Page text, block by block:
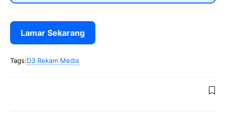
Lamar Sekarang
Tags:D3 Rekam Medis